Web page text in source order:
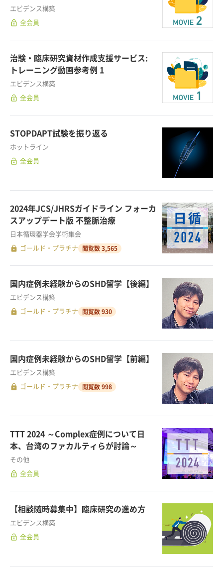
エビデンス構築
lock_open 全会員
治験・臨床研究資材作成支援サービス:
トレーニング動画参考例 1
エビデンス構築
lock_open 全会員
STOPDAPT試験を振り返る
ホットライン
lock_open 全会員
2024年JCS/JHRSガイドライン フォーカ
スアップデート版 不整脈治療
日本循環器学会学術集会
lock ゴールド・プラチナ 閲覧数 3,565
国内症例未経験からのSHD留学【後編】
エビデンス構築
lock ゴールド・プラチナ 閲覧数 930
国内症例未経験からのSHD留学【前編】
エビデンス構築
lock ゴールド・プラチナ 閲覧数 998
TTT 2024 ～Complex症例について日
本、台湾のファカルティらが討論～
その他
lock_open 全会員
【相談随時募集中】臨床研究の進め方
エビデンス構築
lock_open 全会員